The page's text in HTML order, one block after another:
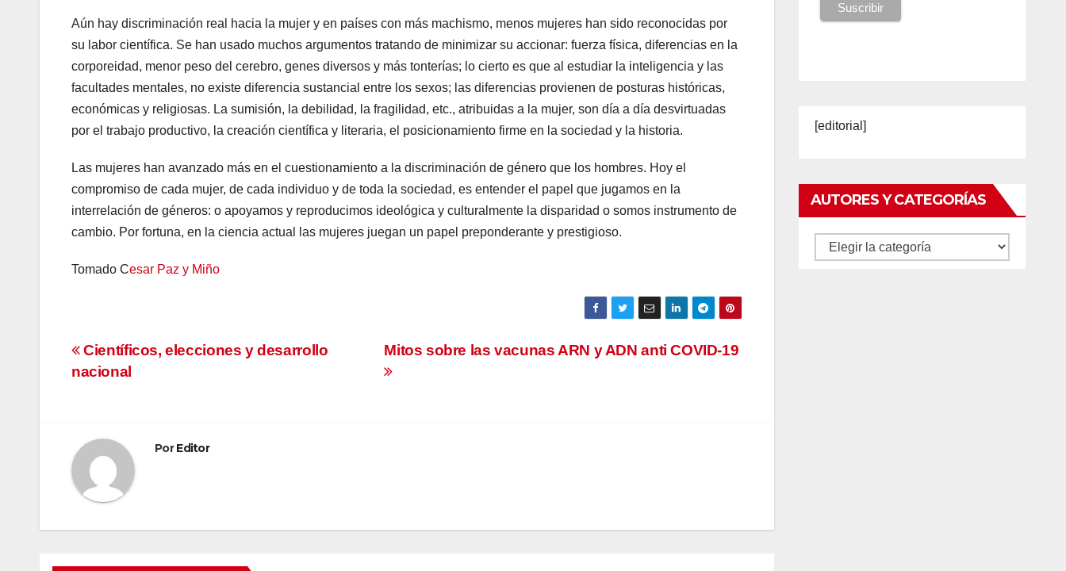
Aún hay discriminación real hacia la mujer y en países con más machismo, menos mujeres han sido reconocidas por
su labor científica. Se han usado muchos argumentos tratando de minimizar su accionar: fuerza física, diferencias en la
corporeidad, menor peso del cerebro, genes diversos y más tonterías; lo cierto es que al estudiar la inteligencia y las
facultades mentales, no existe diferencia sustancial entre los sexos; las diferencias provienen de posturas históricas,
económicas y religiosas. La sumisión, la debilidad, la fragilidad, etc., atribuidas a la mujer, son día a día desvirtuadas
por el trabajo productivo, la creación científica y literaria, el posicionamiento firme en la sociedad y la historia.
Las mujeres han avanzado más en el cuestionamiento a la discriminación de género que los hombres. Hoy el
compromiso de cada mujer, de cada individuo y de toda la sociedad, es entender el papel que jugamos en la
interrelación de géneros: o apoyamos y reproducimos ideológica y culturalmente la disparidad o somos instrumento de
cambio. Por fortuna, en la ciencia actual las mujeres juegan un papel preponderante y prestigioso.
Tomado Cesar Paz y Miño
Navegación
de
Mitos sobre las vacunas ARN y ADN anti COVID-19
Científicos, elecciones y desarrollo
nacional
PorEditor
[editorial]
AUTORES Y CATEGORÍAS
Autores